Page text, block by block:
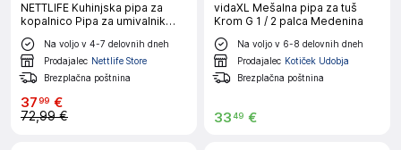
NETTLIFE Kuhinjska pipa za
kopalnico Pipa za umivalnik
visokotlačna kopalniška pipa iz
nerjavečega jekla
Na voljo v 4-7 delovnih dneh
Prodajalec Nettlife Store
Brezplačna poštnina
3799 €
72,99 €
vidaXL Mešalna pipa za tuš
Krom G 1 / 2 palca Medenina
Na voljo v 6-8 delovnih dneh
Prodajalec Kotiček Udobja
Brezplačna poštnina
3349 €